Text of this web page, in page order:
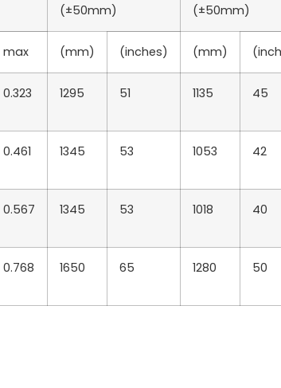
(±50mm) (±50mm)
max (mm) (inches) (mm)
0.323 1295 51 1135 45
0.461 1345 53 1053 42
0.567 1345 53 1018 40
0.768 1650 65 1280 50